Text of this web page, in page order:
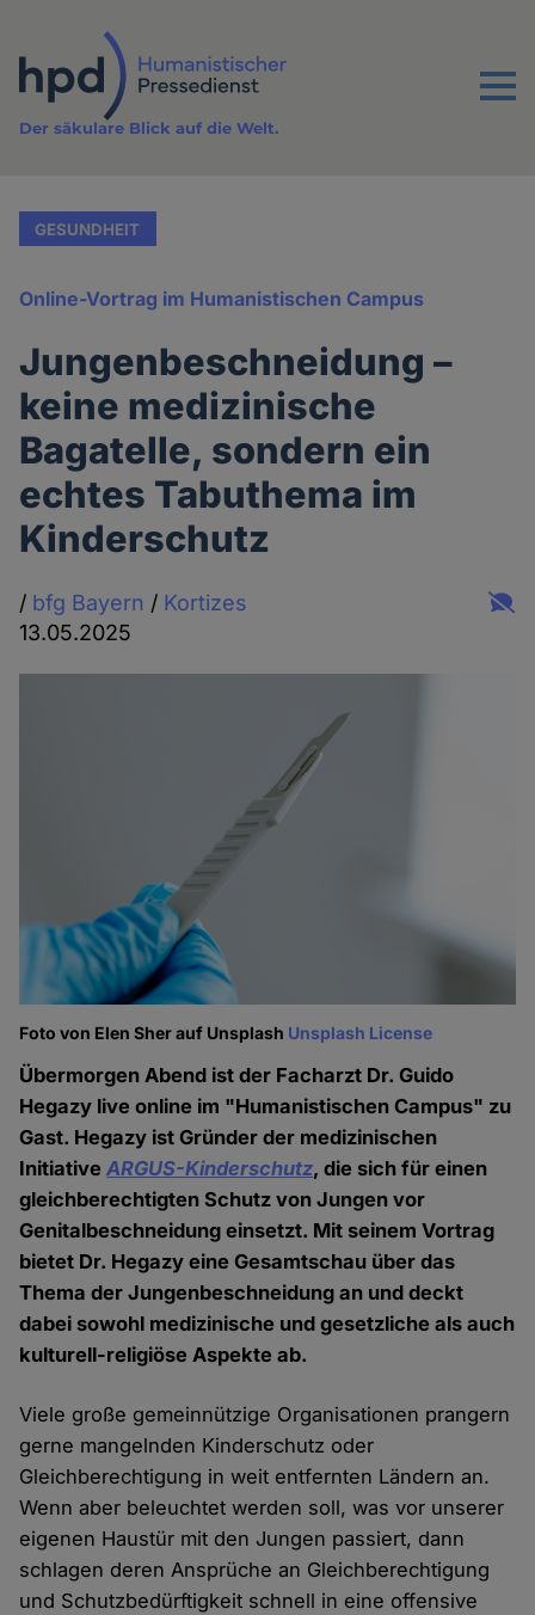
Inhalt
Menu
Der säkulare Blick auf die Welt.
GESUNDHEIT
Online-Vortrag im Humanistischen Campus
Jungenbeschneidung –
keine medizinische
Bagatelle, sondern ein
echtes Tabuthema im
Kinderschutz
/ bfg Bayern / Kortizes
13.05.2025
Foto von Elen Sher auf Unsplash Unsplash License
Übermorgen Abend ist der Facharzt Dr. Guido
Hegazy live online im "Humanistischen Campus" zu
Gast. Hegazy ist Gründer der medizinischen
InitiativeARGUS-Kinderschutz, die sich für einen
gleichberechtigten Schutz von Jungen vor
Genitalbeschneidung einsetzt. Mit seinem Vortrag
bietet Dr. Hegazy eine Gesamtschau über das
Thema der Jungenbeschneidung an und deckt
dabei sowohl medizinische und gesetzliche als auch
kulturell-religiöse Aspekte ab.
Viele große gemeinnützige Organisationen prangern
gerne mangelnden Kinderschutz oder
Gleichberechtigung in weit entfernten Ländern an.
Wenn aber beleuchtet werden soll, was vor unserer
eigenen Haustür mit den Jungen passiert, dann
schlagen deren Ansprüche an Gleichberechtigung
und Schutzbedürftigkeit schnell in eine offensive